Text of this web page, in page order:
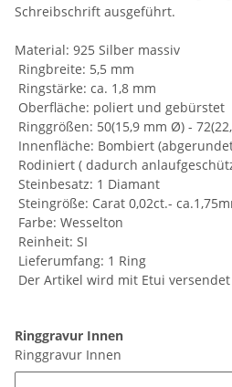
Schreibschrift ausgeführt.
Material: 925 Silber massiv
Ringbreite: 5,5 mm
Ringstärke: ca. 1,8 mm
Oberfläche: poliert und gebürstet
Ringgrößen: 50(15,9 mm Ø) -
Innenfläche: Bombiert
Rodiniert ( dadurch
Steinbesatz: 1 Diamant
Steingröße: Carat 0,02ct.-
Farbe: Wesselton
Reinheit: SI
Lieferumfang: 1 Ring
Der Artikel wird mit Etui versendet
Ringgravur Innen
Ringgravur Innen